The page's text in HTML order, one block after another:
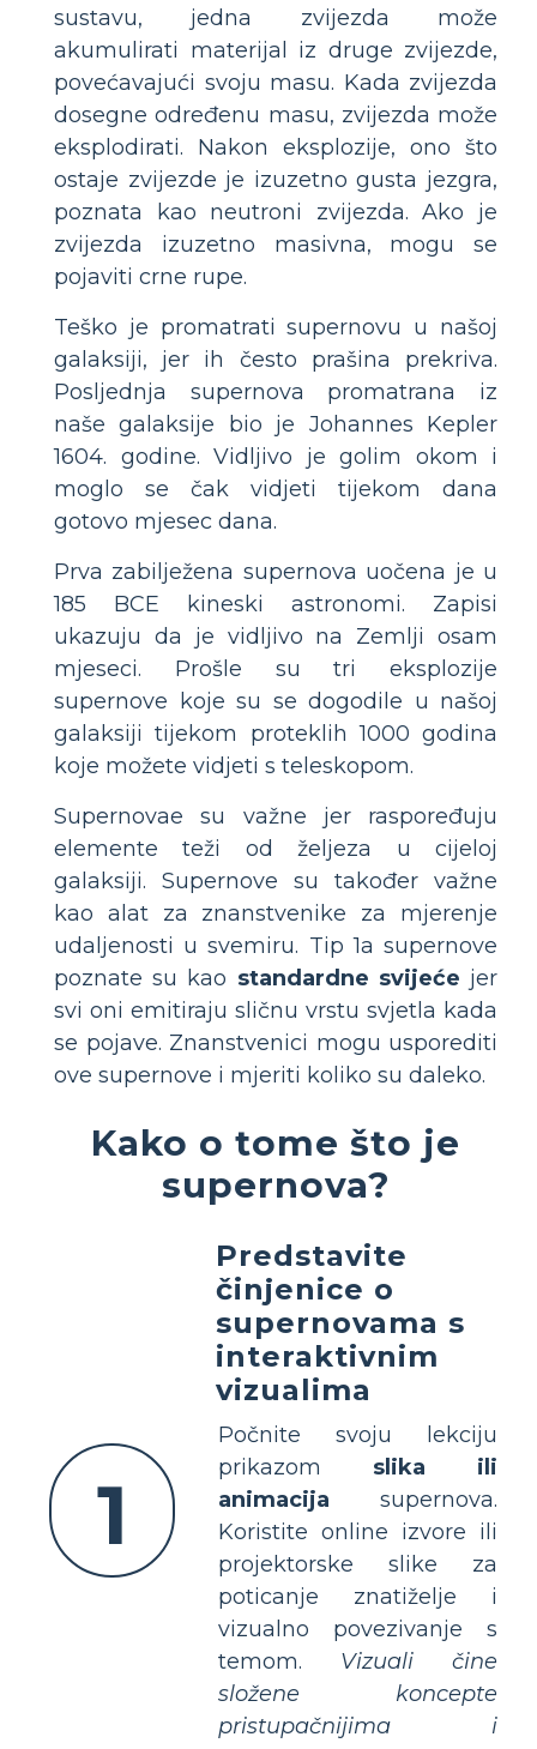
sustavu, jedna zvijezda može
akumulirati materijal iz druge zvijezde,
povećavajući svoju masu. Kada zvijezda
dosegne određenu masu, zvijezda može
eksplodirati. Nakon eksplozije, ono što
ostaje zvijezde je izuzetno gusta jezgra,
poznata kao neutroni zvijezda. Ako je
zvijezda izuzetno masivna, mogu se
pojaviti crne rupe.
Teško je promatrati supernovu u našoj
galaksiji, jer ih često prašina prekriva.
Posljednja supernova promatrana iz
naše galaksije bio je Johannes Kepler
1604. godine. Vidljivo je golim okom i
moglo se čak vidjeti tijekom dana
gotovo mjesec dana.
Prva zabilježena supernova uočena je u
185 BCE kineski astronomi. Zapisi
ukazuju da je vidljivo na Zemlji osam
mjeseci. Prošle su tri eksplozije
supernove koje su se dogodile u našoj
galaksiji tijekom proteklih 1000 godina
koje možete vidjeti s teleskopom.
Supernovae su važne jer raspoređuju
elemente teži od željeza u cijeloj
galaksiji. Supernove su također važne
kao alat za znanstvenike za mjerenje
udaljenosti u svemiru. Tip 1a supernove
poznate su kao standardne svijeće jer
svi oni emitiraju sličnu vrstu svjetla kada
se pojave. Znanstvenici mogu usporediti
ove supernove i mjeriti koliko su daleko.
Kako o tome što je
supernova?
1
Predstavite
činjenice o
supernovama s
interaktivnim
vizualima
Počnite svoju lekciju
prikazom slika ili
animacija supernova.
Koristite online izvore ili
projektorske slike za
poticanje znatiželje i
vizualno povezivanje s
temom. Vizuali čine
složene koncepte
pristupačnijima i